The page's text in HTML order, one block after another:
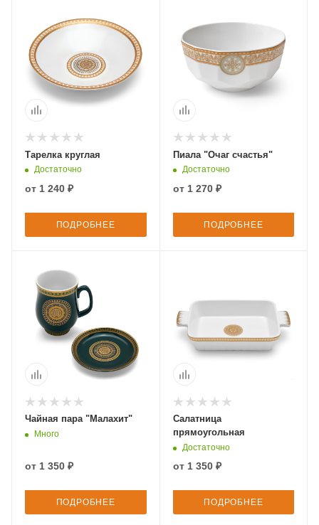
Тарелка круглая
Достаточно
от 1 240 ₽
ПОДРОБНЕЕ
Пиала "Очаг счастья"
Достаточно
от 1 270 ₽
ПОДРОБНЕЕ
Чайная пара "Малахит"
Много
от 1 350 ₽
ПОДРОБНЕЕ
Салатница
прямоугольная
Достаточно
от 1 350 ₽
ПОДРОБНЕЕ